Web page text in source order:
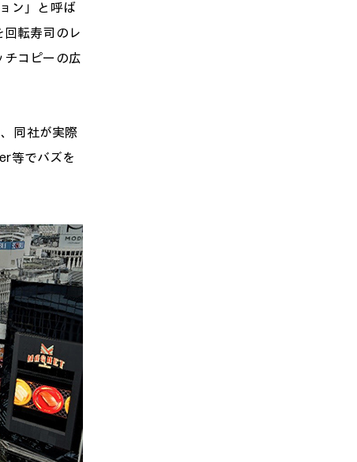
ン」と呼ば
転寿司のレ
コピーの広
同社が実際
等でバズを